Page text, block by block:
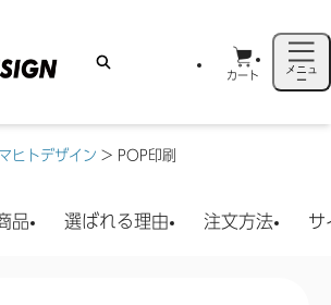
カート
メニュ
ー
マヒトデザイン > POP印刷
品 選ばれる理由 注文方法 サ